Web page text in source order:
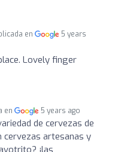
en
5 years
Lovely finger
en 5 years ago
de cervezas de
cervezas artesanas y
¡las